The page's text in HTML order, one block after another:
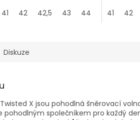
zaujme moderní hranatou
41 42 42,5 43 44 44,5 45
ochraně
41 42
Diskuze
X jsou pohodlná šněrovací
společníkem pro každý